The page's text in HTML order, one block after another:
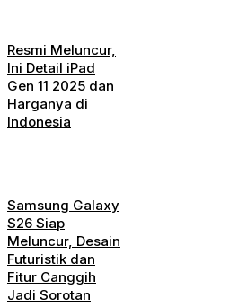
Resmi Meluncur,
Ini Detail iPad
Gen 11 2025 dan
Harganya di
Indonesia
Samsung Galaxy
S26 Siap
Meluncur, Desain
Futuristik dan
Fitur Canggih
Jadi Sorotan